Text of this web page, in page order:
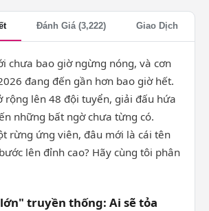
Đánh Giá (3,222) Giao Dịch
chưa bao giờ ngừng nóng, và cơn
đang đến gần hơn bao giờ hết.
rộng lên 48 đội tuyển, giải đấu hứa
những bất ngờ chưa từng có.
rừng ứng viên, đâu mới là cái tên
lên đỉnh cao? Hãy cùng tôi phân
truyền thống: Ai sẽ tỏa